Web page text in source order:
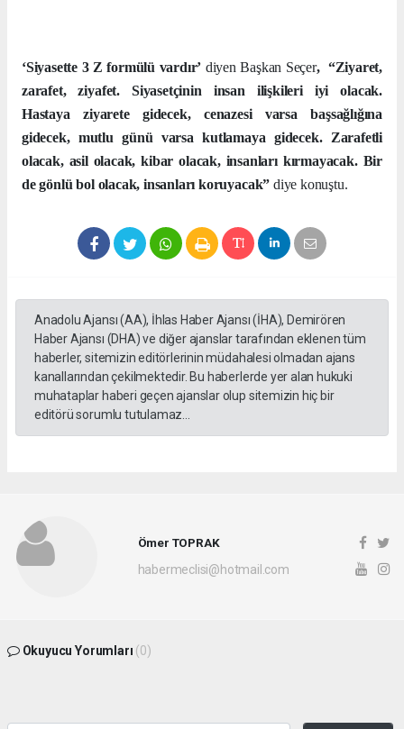
‘Siyasette 3 Z formülü vardır’ diyen Başkan Seçer, “Ziyaret,
zarafet, ziyafet. Siyasetçinin insan ilişkileri iyi olacak.
Hastaya ziyarete gidecek, cenazesi varsa başsağlığına
gidecek, mutlu günü varsa kutlamaya gidecek. Zarafetli
olacak, asil olacak, kibar olacak, insanları kırmayacak. Bir
de gönlü bol olacak, insanları koruyacak” diye konuştu.
Anadolu Ajansı (AA), İhlas Haber Ajansı (İHA), Demirören
Haber Ajansı (DHA) ve diğer ajanslar tarafından eklenen tüm
haberler, sitemizin editörlerinin müdahalesi olmadan ajans
kanallarından çekilmektedir. Bu haberlerde yer alan hukuki
muhataplar haberi geçen ajanslar olup sitemizin hiç bir
editörü sorumlu tutulamaz...
Ömer TOPRAK
habermeclisi@hotmail.com
Okuyucu Yorumları (0)